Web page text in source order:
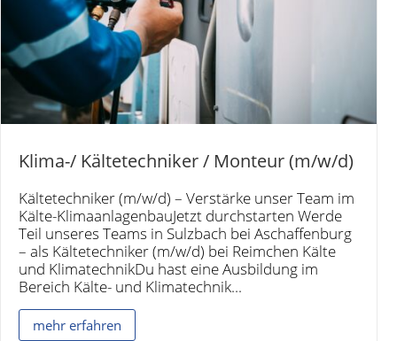
Klima-/ Kältetechniker / Monteur (m/w/d)
Kältetechniker (m/w/d) – Verstärke unser Team im
Kälte-KlimaanlagenbauJetzt durchstarten Werde
Teil unseres Teams in Sulzbach bei Aschaffenburg
– als Kältetechniker (m/w/d) bei Reimchen Kälte
und KlimatechnikDu hast eine Ausbildung im
Bereich Kälte- und Klimatechnik...
mehr erfahren